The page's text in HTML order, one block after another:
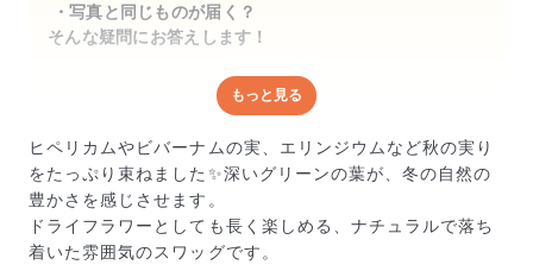
写真と同じものが届く？
そんな疑問にお答えします！
どんな梱包で届くの？
出荷前に水揚げ（花が水を吸いやすくなる処理）を施
し、専用ボックスに丁寧に梱包してお届けしています。
きゅっとまとめられて一見窮屈そうに見えますが、輸送
中の衝撃による折れや擦れを軽減する効果があります。
もっと見る
ヒペリカムやビバーナムの実、エリンジウムなど秋の実り
をたっぷり束ねました✨深いグリーンの葉が、冬の自然の
豊かさを感じさせます。
ドライフラワーとしても長く楽しめる、ナチュラルで落ち
着いた雰囲気のスワッグです。